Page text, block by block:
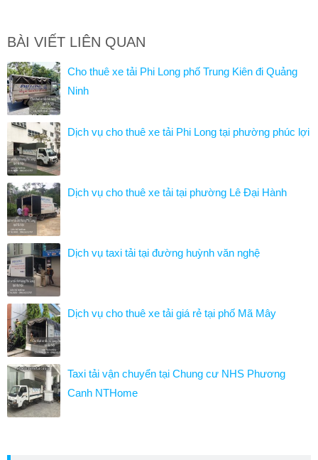
BÀI VIẾT LIÊN QUAN
Cho thuê xe tải Phi Long phố Trung Kiên đi Quảng
Ninh
Dịch vụ cho thuê xe tải Phi Long tại phường phúc lợi
Dịch vụ cho thuê xe tải tại phường Lê Đại Hành
Dịch vụ taxi tải tại đường huỳnh văn nghệ
Dịch vụ cho thuê xe tải giá rẻ tại phố Mã Mây
Taxi tải vận chuyển tại Chung cư NHS Phương
Canh NTHome